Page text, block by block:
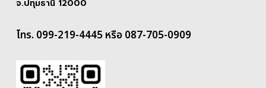
จ.ปทุมธานี 12000
โทร. 099-219-4445 หรือ 087-705-0909